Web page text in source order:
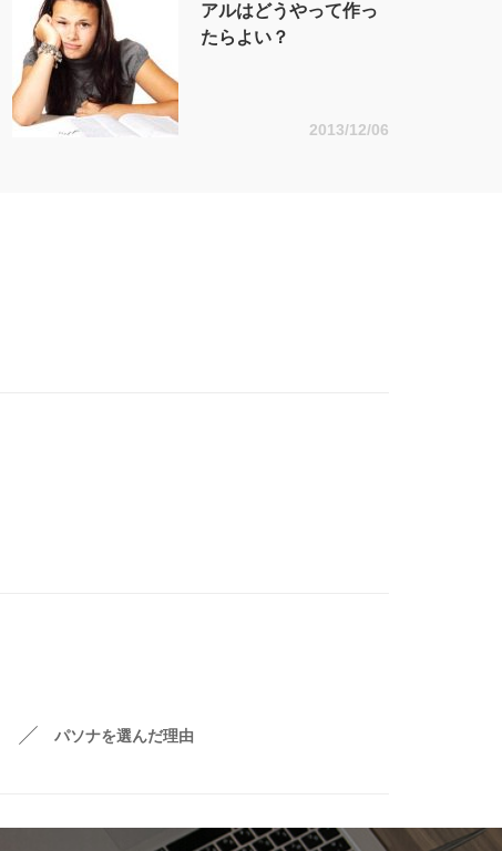
アルはどうやって作っ
たらよい？
2013/12/06
パソナを選んだ理由